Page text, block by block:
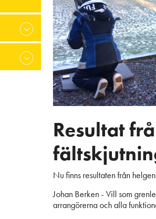
Resultat
Nu finns resultaten från
Johan Berken - Vill som
arrangörerna och alla